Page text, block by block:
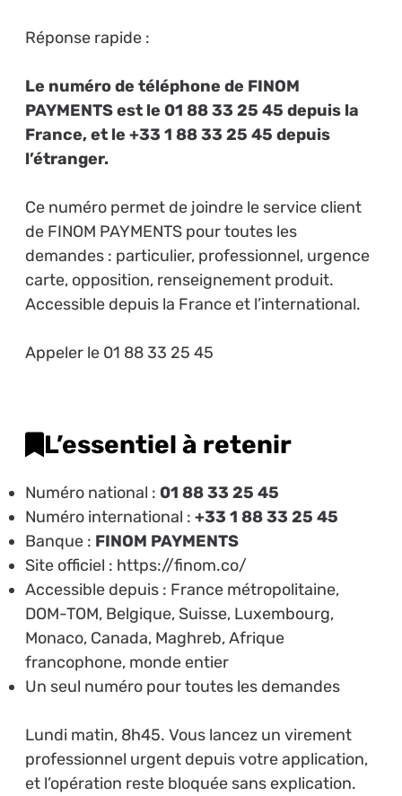
Réponse rapide :
Le numéro de téléphone de FINOM
PAYMENTS est le 01 88 33 25 45 depuis la
France, et le +33 1 88 33 25 45 depuis
l’étranger.
Ce numéro permet de joindre le service client
de FINOM PAYMENTS pour toutes les
demandes : particulier, professionnel, urgence
carte, opposition, renseignement produit.
Accessible depuis la France et l’international.
Appeler le 01 88 33 25 45
L’essentiel à retenir
Numéro national : 01 88 33 25 45
Numéro international : +33 1 88 33 25 45
Banque : FINOM PAYMENTS
Site officiel : https://finom.co/
Accessible depuis : France métropolitaine,
DOM-TOM, Belgique, Suisse, Luxembourg,
Monaco, Canada, Maghreb, Afrique
francophone, monde entier
Un seul numéro pour toutes les demandes
Lundi matin, 8h45. Vous lancez un virement
professionnel urgent depuis votre application,
et l’opération reste bloquée sans explication.